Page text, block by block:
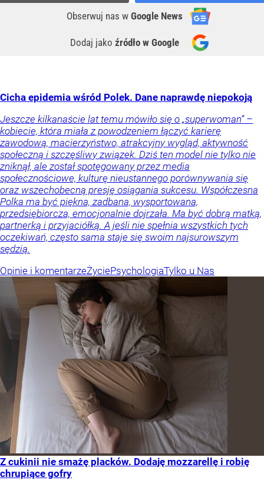
Obserwuj nas w Google News
Dodaj jako źródło w Google
Cicha epidemia wśród Polek. Dane naprawdę niepokoją
Jeszcze kilkanaście lat temu mówiło się o „superwoman” –
kobiecie, która miała z powodzeniem łączyć karierę
zawodową, macierzyństwo, atrakcyjny wygląd, aktywność
społeczną i szczęśliwy związek. Dziś ten model nie tylko nie
zniknął, ale został spotęgowany przez media
społecznościowe, kulturę nieustannego porównywania się
oraz wszechobecną presję osiągania sukcesu. Współczesna
Polka ma być piękna, zadbana, wysportowana,
przedsiębiorcza, emocjonalnie dojrzała. Ma być dobrą matką,
partnerką i przyjaciółką. A jeśli nie spełnia wszystkich tych
oczekiwań, często sama staje się swoim najsurowszym
sędzią.
Opinie i komentarzeŻyciePsychologiaTylko u Nas
Z cukinii nie smażę placków. Dodaję mozzarellę i robię
chrupiące gofry